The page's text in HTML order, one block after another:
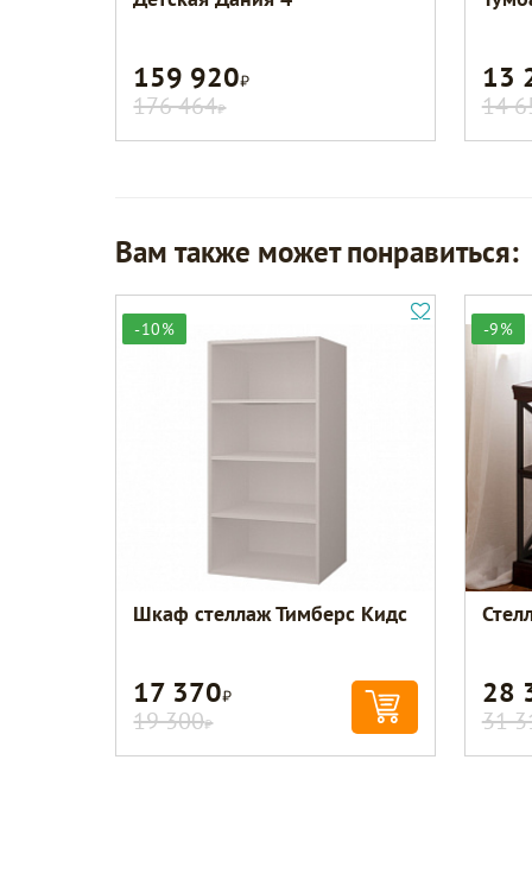
159 920Р
176 464Р
13
14
Вам также может понравиться:
-10%
Шкаф стеллаж Тимберс Кидс
17 370Р
19 300Р
-9%
28
31